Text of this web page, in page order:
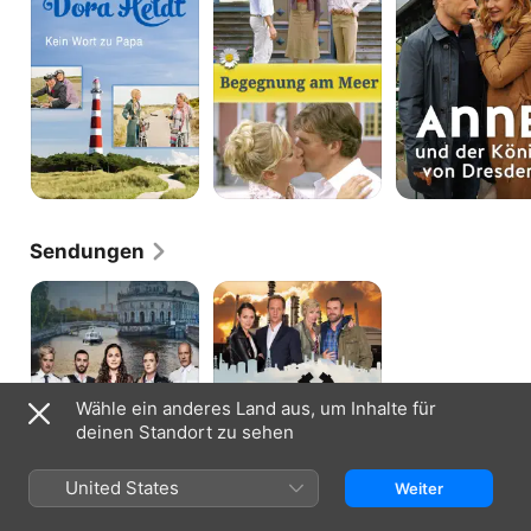
Wort
Papa
König
von
Dresden
Sendungen
WaPo
Berlin
Phoenixsee
Wähle ein anderes Land aus, um Inhalte für
deinen Standort zu sehen
United States Weiter